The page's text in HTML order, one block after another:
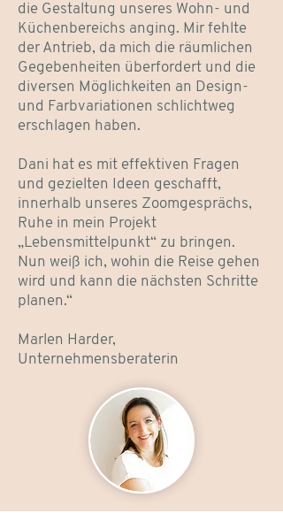
die Gestaltung unseres Wohn- und
Küchenbereichs anging. Mir fehlte
der Antrieb, da mich die räumlichen
Gegebenheiten überfordert und die
diversen Möglichkeiten an Design-
und Farbvariationen schlichtweg
erschlagen haben.
Dani hat es mit effektiven Fragen
und gezielten Ideen geschafft,
innerhalb unseres Zoomgesprächs,
Ruhe in mein Projekt
„Lebensmittelpunkt“ zu bringen.
Nun weiß ich, wohin die Reise gehen
wird und kann die nächsten Schritte
planen.“
Marlen Harder,
Unternehmensberaterin